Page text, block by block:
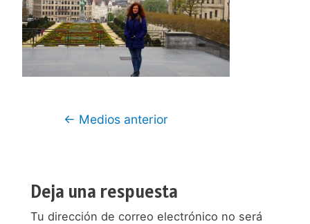
Navegación
← Medios anterior
Deja una respuesta
Tu dirección de correo electrónico no será